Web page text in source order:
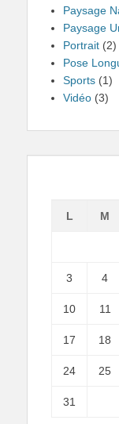
Paysage
Paysage
Portrait (2)
Pose
Sports (1)
Vidéo (3)
L M
3 4
10 11
17 18
24 25
31